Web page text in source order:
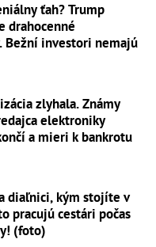
ťah? Trump
drahocenné
Bežní investori nemajú
zlyhala. Známy
elektroniky
a mieri k bankrotu
diaľnici, kým stojíte v
pracujú cestári počas
(foto)